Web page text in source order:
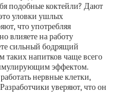
подобные коктейли? Дают
уловки ушлых
что употребляя
влияете на работу
сильный бодрящий
напитков чаще всего
эффектом.
нервные клетки,
уверяют, что он